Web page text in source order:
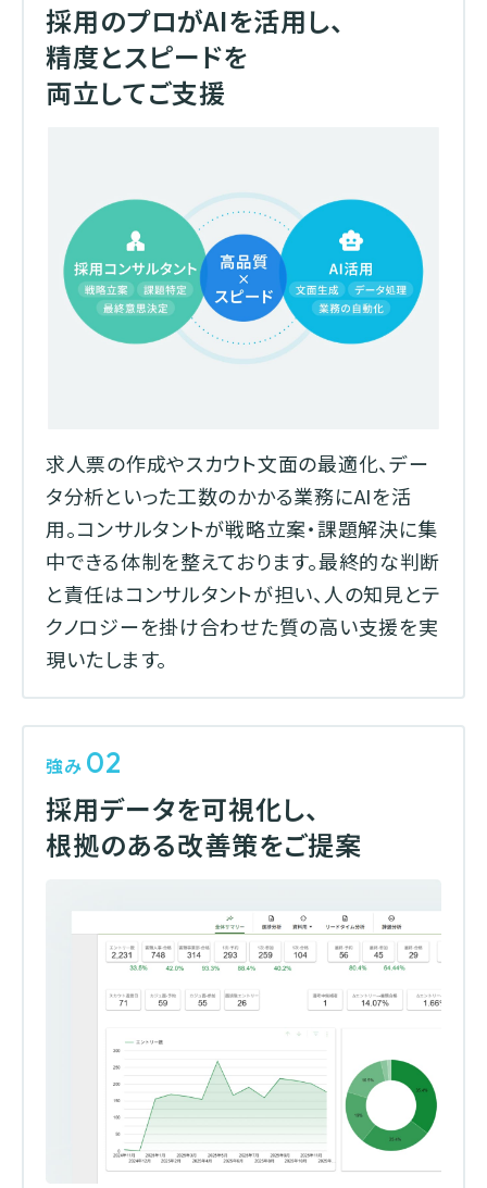
採用のプロがAIを活用し、
精度とスピードを
両立してご支援
求人票の作成やスカウト文面の最適化、デー
タ分析といった工数のかかる業務にAIを活
用。コンサルタントが戦略立案・課題解決に集
中できる体制を整えております。最終的な判断
と責任はコンサルタントが担い、人の知見とテ
クノロジーを掛け合わせた質の高い支援を実
現いたします。
強み 02
採用データを可視化し、
根拠のある改善策をご提案